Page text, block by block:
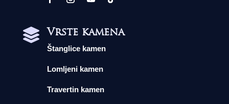
 Vrste kamena
Štanglice kamen
Lomljeni kamen
Travertin kamen